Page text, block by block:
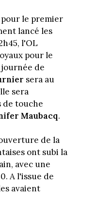
pour le premier
lancé les
l'OL
pour le
de
sera au
sera
de touche
Maubacq.
de la
ont subi la
avec une
A l'issue de
avaient